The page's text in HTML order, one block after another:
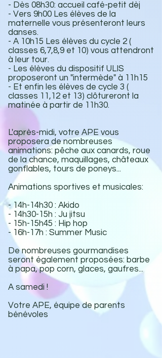
- Dès 08h30: accueil café-petit dèj
- Vers 9h00 Les élèves de la
maternelle vous présenteront leurs
danses.
- A 10h15 Les élèves du cycle 2 (
classes 6,7,8,9 et 10) vous attendront
à leur tour.
- Les élèves du dispositif ULIS
proposeront un "intermède" à 11h15
- Et enfin les élèves de cycle 3 (
classes 11,12 et 13) clôtureront la
matinée à partir de 11h30.
L'après-midi, votre APE vous
proposera de nombreuses
animations: pêche aux canards, roue
de la chance, maquillages, châteaux
gonflables, tours de poneys...
Animations sportives et musicales:
- 14h-14h30 : Akido
- 14h30-15h : Ju jitsu
- 15h-15h45 : Hip hop
- 16h-17h : Summer Music
De nombreuses gourmandises
seront également proposées: barbe
à papa, pop corn, glaces, gaufres...
A samedi !
Votre APE, équipe de parents
bénévoles